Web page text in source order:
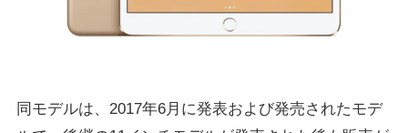
同モデルは、2017年6月に発表および発売されたモデ